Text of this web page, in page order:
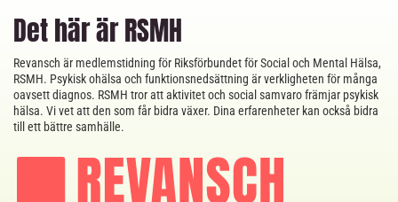
Det här är RSMH
Revansch är medlemstidning för Riksförbundet för Social och Mental Hälsa,
RSMH. Psykisk ohälsa och funktionsnedsättning är verkligheten för många
oavsett diagnos. RSMH tror att aktivitet och social samvaro främjar psykisk
hälsa. Vi vet att den som får bidra växer. Dina erfarenheter kan också bidra
till ett bättre samhälle.